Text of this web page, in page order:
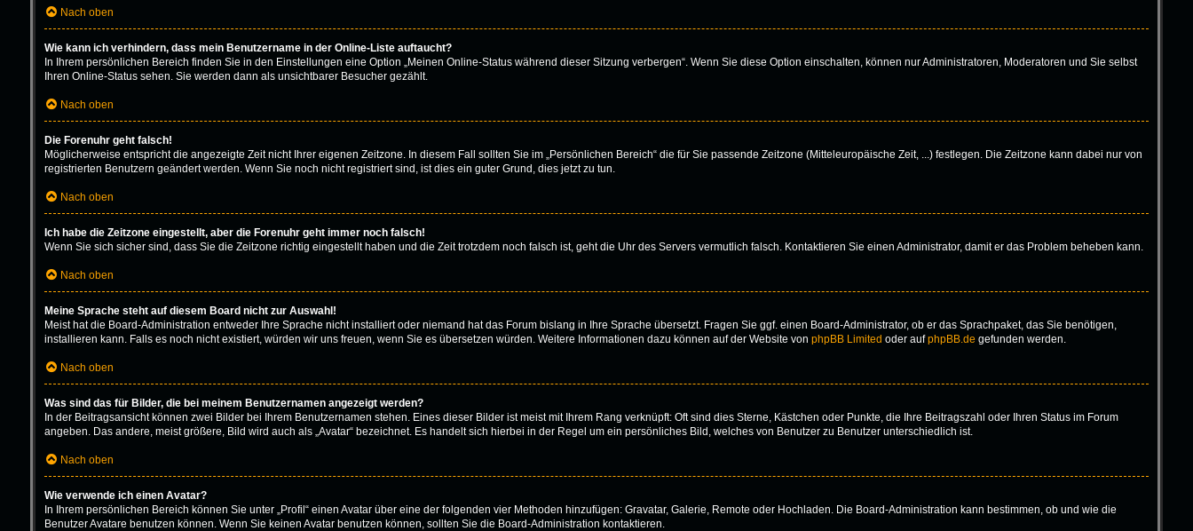
Nach oben
Wie kann ich verhindern, dass mein Benutzername in der Online-Liste auftaucht?
In Ihrem persönlichen Bereich finden Sie in den Einstellungen eine Option „Meinen Online-Status während dieser Sitzung verbergen“. Wenn Sie diese Option einschalten, können nur Administratoren, Moderatoren und Sie selbst
Ihren Online-Status sehen. Sie werden dann als unsichtbarer Besucher gezählt.
Nach oben
Die Forenuhr geht falsch!
Möglicherweise entspricht die angezeigte Zeit nicht Ihrer eigenen Zeitzone. In diesem Fall sollten Sie im „Persönlichen Bereich“ die für Sie passende Zeitzone (Mitteleuropäische Zeit, ...) festlegen. Die Zeitzone kann dabei nur von
registrierten Benutzern geändert werden. Wenn Sie noch nicht registriert sind, ist dies ein guter Grund, dies jetzt zu tun.
Nach oben
Ich habe die Zeitzone eingestellt, aber die Forenuhr geht immer noch falsch!
Wenn Sie sich sicher sind, dass Sie die Zeitzone richtig eingestellt haben und die Zeit trotzdem noch falsch ist, geht die Uhr des Servers vermutlich falsch. Kontaktieren Sie einen Administrator, damit er das Problem beheben kann.
Nach oben
Meine Sprache steht auf diesem Board nicht zur Auswahl!
Meist hat die Board-Administration entweder Ihre Sprache nicht installiert oder niemand hat das Forum bislang in Ihre Sprache übersetzt. Fragen Sie ggf. einen Board-Administrator, ob er das Sprachpaket, das Sie benötigen,
installieren kann. Falls es noch nicht existiert, würden wir uns freuen, wenn Sie es übersetzen würden. Weitere Informationen dazu können auf der Website von phpBB Limited oder aufphpBB.de gefunden werden.
Nach oben
Was sind das für Bilder, die bei meinem Benutzernamen angezeigt werden?
In der Beitragsansicht können zwei Bilder bei Ihrem Benutzernamen stehen. Eines dieser Bilder ist meist mit Ihrem Rang verknüpft: Oft sind dies Sterne, Kästchen oder Punkte, die Ihre Beitragszahl oder Ihren Status im Forum
angeben. Das andere, meist größere, Bild wird auch als „Avatar“ bezeichnet. Es handelt sich hierbei in der Regel um ein persönliches Bild, welches von Benutzer zu Benutzer unterschiedlich ist.
Nach oben
Wie verwende ich einen Avatar?
In Ihrem persönlichen Bereich können Sie unter „Profil“ einen Avatar über eine der folgenden vier Methoden hinzufügen: Gravatar, Galerie, Remote oder Hochladen. Die Board-Administration kann bestimmen, ob und wie die
Benutzer Avatare benutzen können. Wenn Sie keinen Avatar benutzen können, sollten Sie die Board-Administration kontaktieren.